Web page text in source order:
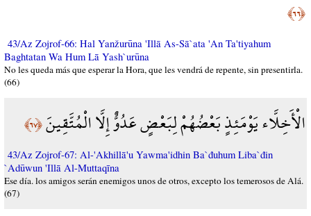
﴿٦٦﴾
43/Az Zojrof-66: Hal Yanžurūna 'Illā As-Sā`ata 'An Ta'tiyahum
Baghtatan Wa Hum Lā Yash`urūna
No les queda más que esperar la Hora, que les vendrá de repente, sin presentirla.
(66)
الْأَخِلَّاء يَوْمَئِذٍ بَعْضُهُمْ لِبَعْضٍ عَدُوٌّ إِلَّا الْمُتَّقِينَ﴿٦٧﴾
43/Az Zojrof-67: Al-'Akhillā'u Yawma'idhin Ba`đuhum Liba`đin
`Adūwun 'Illā Al-Muttaqīna
Ese día. los amigos serán enemigos unos de otros, excepto los temerosos de Alá.
(67)